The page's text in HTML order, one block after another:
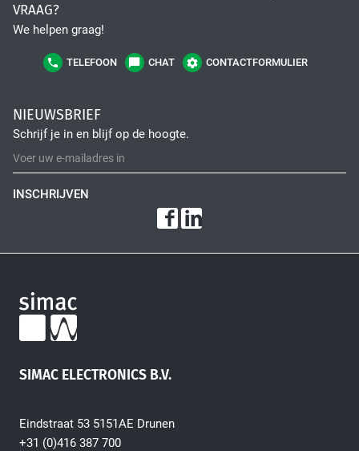
VRAAG?
We helpen graag!
TELEFOON CHAT CONTACTFORMULIER
NIEUWSBRIEF
Schrijf je in en blijf op de hoogte.
INSCHRIJVEN
SIMAC ELECTRONICS B.V.
Eindstraat 53 5151AE Drunen
+31 (0)416 387 700